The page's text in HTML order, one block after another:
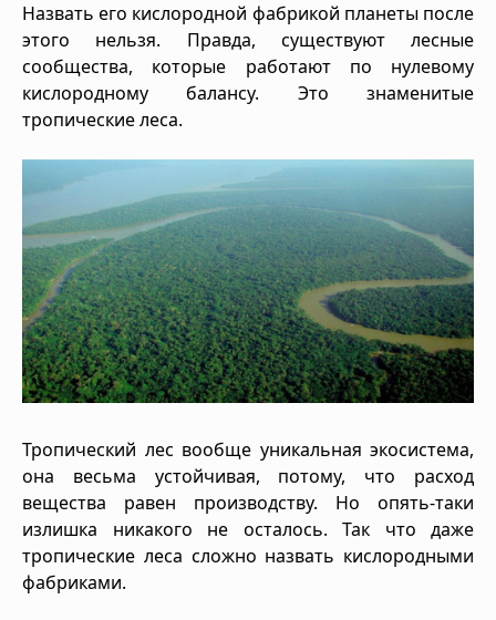
Назвать его кислородной фабрикой планеты после
этого нельзя. Правда, существуют лесные
сообщества, которые работают по нулевому
кислородному балансу. Это знаменитые
тропические леса.
Тропический лес вообще уникальная экосистема,
она весьма устойчивая, потому, что расход
вещества равен производству. Но опять-таки
излишка никакого не осталось. Так что даже
тропические леса сложно назвать кислородными
фабриками.